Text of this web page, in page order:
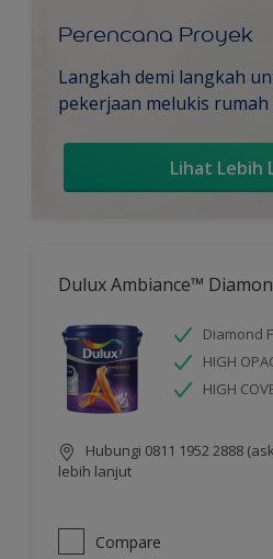
Perencana Proyek
Langkah demi langkah
pekerjaan melukis rumah
Lihat Lebih
Dulux Ambiance™
Diamond
HIGH
HIGH
Hubungi 0811 1952 2888
lebih lanjut
Compare